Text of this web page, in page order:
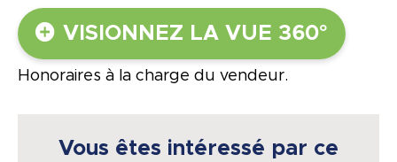
VISIONNEZ LA VUE 360°
Honoraires à la charge du vendeur.
Vous êtes intéressé par ce